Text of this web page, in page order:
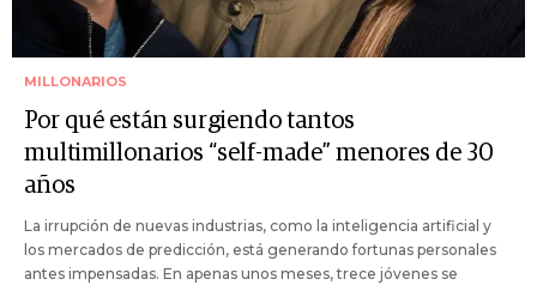
MILLONARIOS
Por qué están surgiendo tantos
multimillonarios “self-made” menores de 30
años
La irrupción de nuevas industrias, como la inteligencia artificial y
los mercados de predicción, está generando fortunas personales
antes impensadas. En apenas unos meses, trece jóvenes se